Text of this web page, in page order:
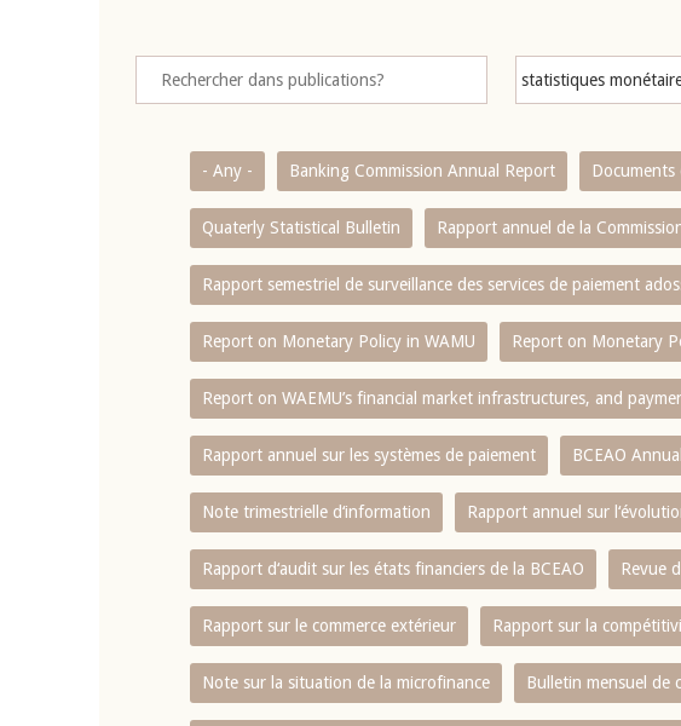
- Any - Banking Commission Annual Report Documents
Quaterly Statistical Bulletin Rapport annuel de la
Rapport semestriel de surveillance des services de paiement
Report on Monetary Policy in WAMU Report on Monetary
Report on WAEMU’s financial market infrastructures, and
Rapport annuel sur les systèmes de paiement BCEAO
Note trimestrielle d‘information Rapport annuel sur
Rapport d‘audit sur les états financiers de la BCEAO Revue
Rapport sur le commerce extérieur Rapport sur la
Note sur la situation de la microfinance Bulletin mensuel de